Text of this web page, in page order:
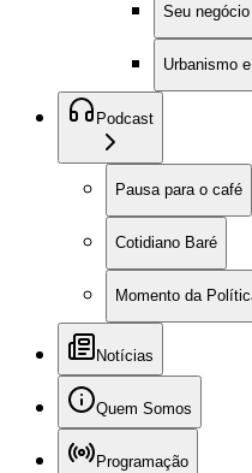
Seu
Urbanismo
Podcast
Pausa para o café
Cotidiano Baré
Momento da
Notícias
Quem Somos
Programação